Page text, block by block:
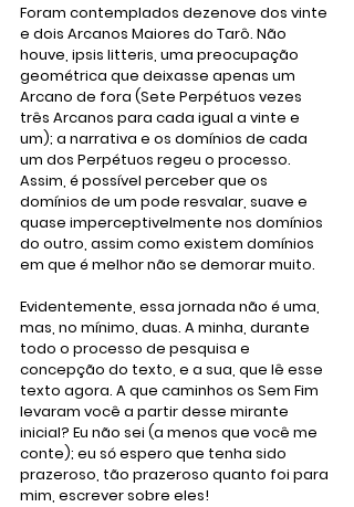
Foram contemplados dezenove dos vinte
e dois Arcanos Maiores do Tarô. Não
houve, ipsis litteris, uma preocupação
geométrica que deixasse apenas um
Arcano de fora (Sete Perpétuos vezes
três Arcanos para cada igual a vinte e
um); a narrativa e os domínios de cada
um dos Perpétuos regeu o processo.
Assim, é possível perceber que os
domínios de um pode resvalar, suave e
quase imperceptivelmente nos domínios
do outro, assim como existem domínios
em que é melhor não se demorar muito.
Evidentemente, essa jornada não é uma,
mas, no mínimo, duas. A minha, durante
todo o processo de pesquisa e
concepção do texto, e a sua, que lê esse
texto agora. A que caminhos os Sem Fim
levaram você a partir desse mirante
inicial? Eu não sei (a menos que você me
conte); eu só espero que tenha sido
prazeroso, tão prazeroso quanto foi para
mim, escrever sobre eles!